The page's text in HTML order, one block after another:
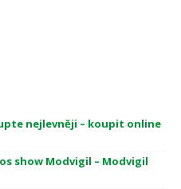
nejlevněji – koupit online
show Modvigil – Modvigil